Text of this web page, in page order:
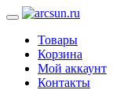
Товары
Корзина
Мой аккаунт
Контакты